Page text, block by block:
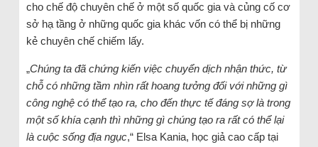
cho chế độ chuyên chế ở một số quốc gia và củng cố cơ
sở hạ tầng ở những quốc gia khác vốn có thể bị những
kẻ chuyên chế chiếm lấy.
„Chúng ta đã chứng kiến việc chuyển dịch nhận thức, từ
chỗ có những tầm nhìn rất hoang tưởng đối với những gì
công nghệ có thể tạo ra, cho đến thực tế đáng sợ là trong
một số khía cạnh thì những gì chúng tạo ra rất có thể lại
là cuộc sống địa ngục,“ Elsa Kania, học giả cao cấp tại